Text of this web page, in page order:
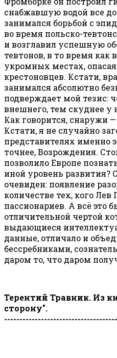
снабжавшую водой все
занимался борьбой с
во время польско-
и возглавил успешную
тевтонов, в то время как
укромных местах,
крестоновцев. Кстати,
занимался абсолютно
подверждает мой тезис:
внешнего, тем скуднее у
Как говорится, снаружи
Кстати, я не случайно
представителях именно
точнее, Возрождения.
позволило Европе
иной уровень развития?
очевиден: появление
количестве тех, кого
пассионариев. А всё это
отличительной чертой
выдающиеся
данные, отличало и
бессребниками,
даром то, что даром
Терентий Травник. Из
сторону".